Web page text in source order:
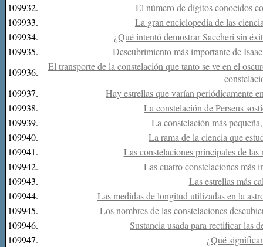
109932.
El número de dígitos conocidos
109933.
La gran enciclopedia de las
109934.
¿Qué intentó demostrar Saccheri sin
109935.
Descubrimiento más importante de
109936.
El transporte de la constelación que tanto se ve en el
109937.
Hay estrellas que varían periódicamente
109938.
La constelación de Perseus
109939.
La constelación más
109940.
La rama de la ciencia que
109941.
Las constelaciones principales de las
109942.
Las cuatro constelaciones más
109943.
Las estrellas más
109944.
Las medidas de longitud utilizadas en la
109945.
Los nombres de las constelaciones
109946.
Sustancia usada para rectificar las
109947.
¿Qué